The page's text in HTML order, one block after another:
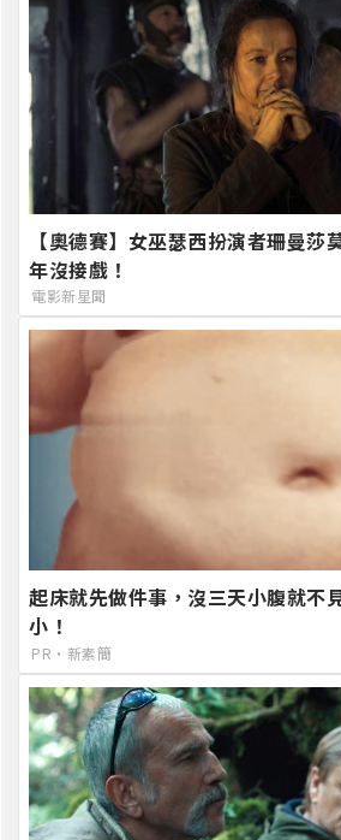
【奧德賽】女巫瑟西扮演者珊曼莎
年沒接戲！
電影新星聞
起床就先做件事，沒三天小腹就不
小！
PR・新素簡